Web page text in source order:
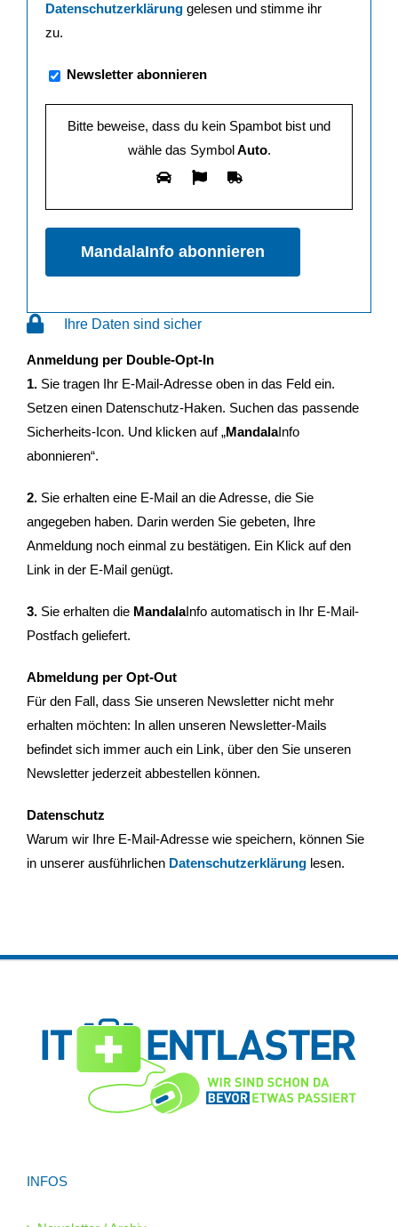
Datenschutzerklärung gelesen und stimme ihr
zu.
Newsletter abonnieren
Bitte beweise, dass du kein Spambot bist und
wähle das SymbolAuto.
Ihre Daten sind sicher
Anmeldung per Double-Opt-In
1. Sie tragen Ihr E-Mail-Adresse oben in das Feld ein.
Setzen einen Datenschutz-Haken. Suchen das passende
Sicherheits-Icon. Und klicken auf „MandalaInfo
abonnieren“.
2. Sie erhalten eine E-Mail an die Adresse, die Sie
angegeben haben. Darin werden Sie gebeten, Ihre
Anmeldung noch einmal zu bestätigen. Ein Klick auf den
Link in der E-Mail genügt.
3. Sie erhalten die MandalaInfo automatisch in Ihr E-Mail-
Postfach geliefert.
Abmeldung per Opt-Out
Für den Fall, dass Sie unseren Newsletter nicht mehr
erhalten möchten: In allen unseren Newsletter-Mails
befindet sich immer auch ein Link, über den Sie unseren
Newsletter jederzeit abbestellen können.
Datenschutz
Warum wir Ihre E-Mail-Adresse wie speichern, können Sie
in unserer ausführlichen Datenschutzerklärung lesen.
INFOS